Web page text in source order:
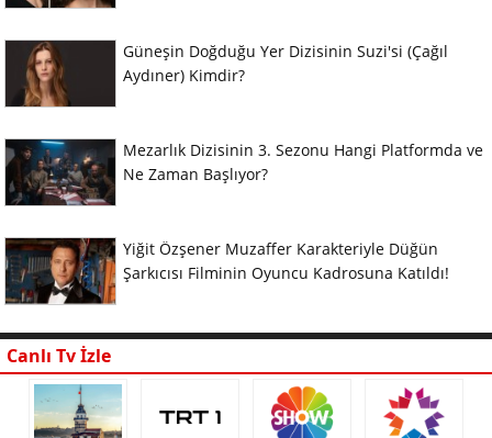
Güneşin Doğduğu Yer Dizisinin Suzi'si (Çağıl
Aydıner) Kimdir?
Mezarlık Dizisinin 3. Sezonu Hangi Platformda ve
Ne Zaman Başlıyor?
Yiğit Özşener Muzaffer Karakteriyle Düğün
Şarkıcısı Filminin Oyuncu Kadrosuna Katıldı!
Canlı Tv İzle